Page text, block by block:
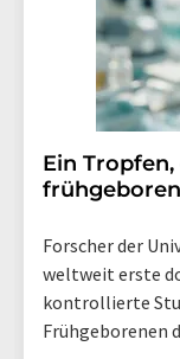
Ein
Forscher der
weltweit erste
kontrollierte
Frühgeborenen